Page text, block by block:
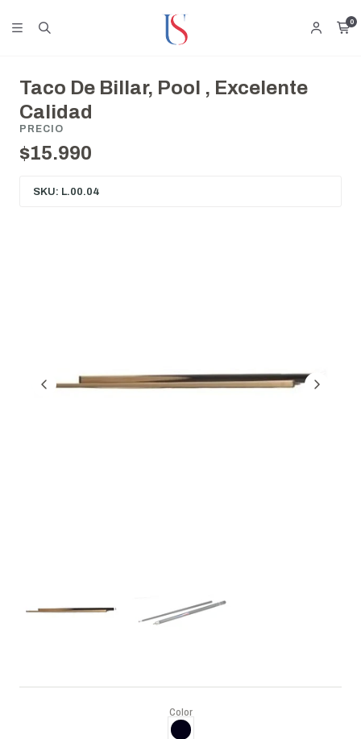
0
Taco De Billar, Pool , Excelente
Calidad
PRECIO
$15.990
SKU: L.00.04
Color